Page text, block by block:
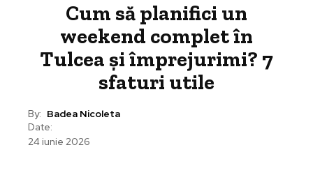
Cum să planifici un
weekend complet în
Tulcea și împrejurimi? 7
sfaturi utile
By: Badea Nicoleta
Date:
24 iunie 2026